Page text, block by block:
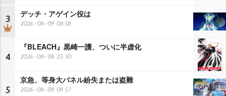
3 デッチ・アゲイン役は
2026-08-09 08:58
4
『BLEACH』黒崎一護、ついに半虚化
2026-08-08 23:30
5
京急、等身大パネル紛失または盗難
2026-08-09 09:57